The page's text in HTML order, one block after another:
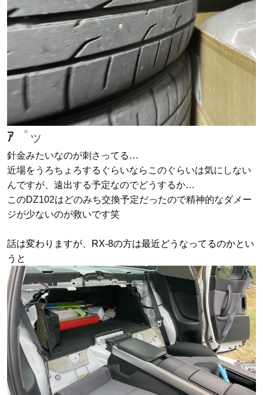
ｱ ゜ッ
針金みたいなのが刺さってる…
近場をうろちょろするぐらいならこのぐらいは気にしない
んですが、遠出する予定なのでどうするか…
このDZ102はどのみち交換予定だったので精神的なダメー
ジが少ないのが救いです笑
話は変わりますが、RX-8の方は最近どうなってるのかとい
うと